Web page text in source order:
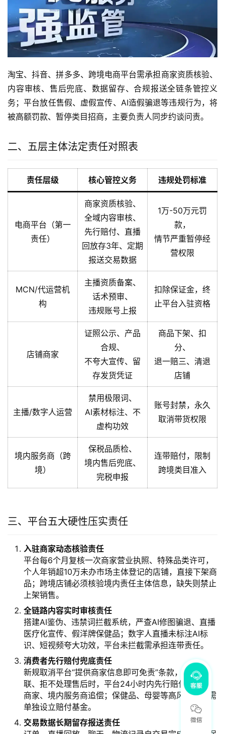
淘宝、抖音、拼多多、跨境电商平台需承担商家资质核验、
内容审核、售后兜底、数据留存、合规报送全链条管控义
务；平台放任售假、虚假宣传、AI造假骗退等违规行为，将
被高额罚款、暂停类目招商，主要负责人同步约谈问责。
二、五层主体法定责任对照表
责任层级 核心管控义务 违规处罚标准
电商平台（第一
责任）
商家资质核验、
全域内容审核、
先行赔付、直播
回放存3年、定期
报送交易数据
1万-50万元罚
款，
情节严重暂停经
营权限
MCN/代运营机
构
主播资质备案、
话术预审、
违规账号上报
扣除保证金，终
止平台入驻资格
店铺商家
证照公示、产品
合规、
不夸大宣传、留
存发货凭证
商品下架、扣
分、
退一赔三、清退
店铺
主播/数字人运营
禁用极限词、
AI素材标注、不
虚构功效
账号封禁，永久
取消带货权限
境内服务商（跨
境）
保税品质检、
境内售后兜底、
完税申报
连带赔付，限制
跨境类目准入
三、平台五大硬性压实责任
入驻商家动态核验责任
平台每6个月复核一次商家营业执照、特殊品类许可，
个人年销超10万未办市场主体登记的店铺，直接下架商
品；跨境店铺必须核验境内责任主体信息，缺失则禁止
上架销售。
全链路内容实时审核责任
搭建AI鉴伪、违禁词拦截系统，严查AI修图骗退、直播
医疗化宣传、假洋牌保健品；数字人直播未标注AI标
识、短视频夸大功效，平台未拦截需承担连带责任。
消费者先行赔付兜底责任
新规取消平台“提供商家信息即可免责”条款，商家失
联、拒不处理售后时，平台24小时内先行赔付，再向
商家、境内服务商追偿；保健品、母婴等高风险类目需
单独设立赔付基金。
交易数据长期留存报送责任